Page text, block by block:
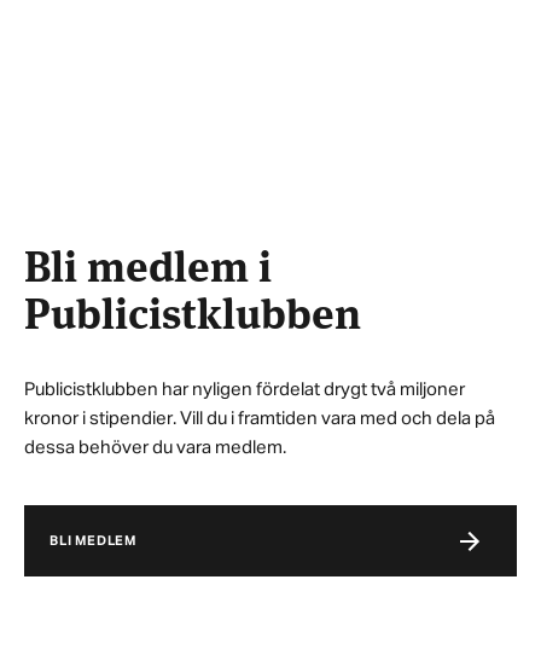
Bli medlem i
Publicistklubben
Publicistklubben har nyligen fördelat drygt två miljoner
kronor i stipendier. Vill du i framtiden vara med och dela på
dessa behöver du vara medlem.
BLI MEDLEM